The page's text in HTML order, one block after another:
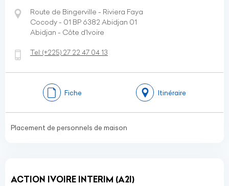
Route de Bingerville - Riviera Faya
Cocody - 01 BP 6382 Abidjan 01
Abidjan - Côte d’Ivoire
Tel:(+225) 27 22 47 04 13
Fiche Itinéraire
Placement de personnels de maison
ACTION IVOIRE INTERIM (A2I)